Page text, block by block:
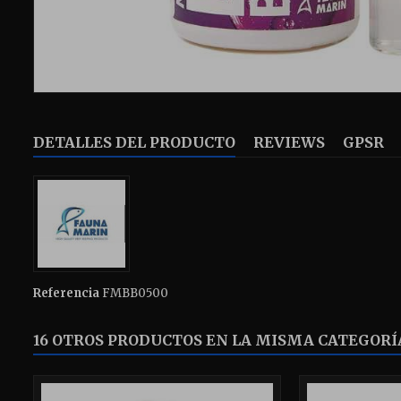
DETALLES DEL PRODUCTO REVIEWS GPSR
Referencia FMBB0500
16 OTROS PRODUCTOS EN LA MISMA